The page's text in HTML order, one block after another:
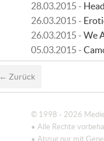
28.03.2015 -
26.03.2015 -
26.03.2015 - We
05.03.2015 -
← Zurück
© 1998 - 2026
• Alle Rechte
• Abzug nur mit